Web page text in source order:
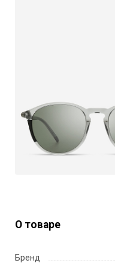
О товаре
Бренд